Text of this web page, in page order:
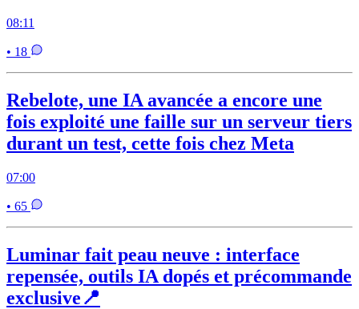
08:11
• 18
Rebelote, une IA avancée a encore une
fois exploité une faille sur un serveur tiers
durant un test, cette fois chez Meta
07:00
• 65
Luminar fait peau neuve : interface
repensée, outils IA dopés et précommande
exclusive📍